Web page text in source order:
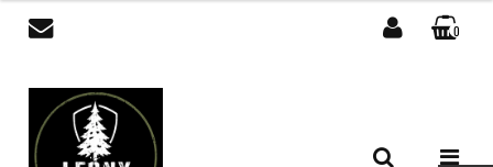
Dodaj zgłoszenie
0